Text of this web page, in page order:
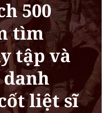
500
tìm
tập và
liệt sĩ